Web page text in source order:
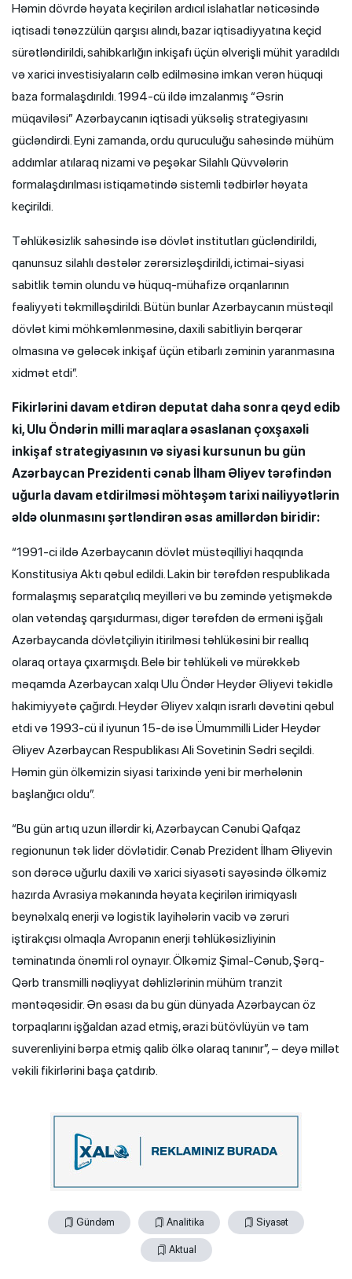
Həmin dövrdə həyata keçirilən ardıcıl islahatlar nəticəsində
iqtisadi tənəzzülün qarşısı alındı, bazar iqtisadiyyatına keçid
sürətləndirildi, sahibkarlığın inkişafı üçün əlverişli mühit yaradıldı
və xarici investisiyaların cəlb edilməsinə imkan verən hüquqi
baza formalaşdırıldı. 1994-cü ildə imzalanmış “Əsrin
müqaviləsi” Azərbaycanın iqtisadi yüksəliş strategiyasını
gücləndirdi. Eyni zamanda, ordu quruculuğu sahəsində mühüm
addımlar atılaraq nizami və peşəkar Silahlı Qüvvələrin
formalaşdırılması istiqamətində sistemli tədbirlər həyata
keçirildi.
Təhlükəsizlik sahəsində isə dövlət institutları gücləndirildi,
qanunsuz silahlı dəstələr zərərsizləşdirildi, ictimai-siyasi
sabitlik təmin olundu və hüquq-mühafizə orqanlarının
fəaliyyəti təkmilləşdirildi. Bütün bunlar Azərbaycanın müstəqil
dövlət kimi möhkəmlənməsinə, daxili sabitliyin bərqərar
olmasına və gələcək inkişaf üçün etibarlı zəminin yaranmasına
xidmət etdi”.
Fikirlərini davam etdirən deputat daha sonra qeyd edib
ki, Ulu Öndərin milli maraqlara əsaslanan çoxşaxəli
inkişaf strategiyasının və siyasi kursunun bu gün
Azərbaycan Prezidenti cənab İlham Əliyev tərəfindən
uğurla davam etdirilməsi möhtəşəm tarixi nailiyyətlərin
əldə olunmasını şərtləndirən əsas amillərdən biridir:
“1991-ci ildə Azərbaycanın dövlət müstəqilliyi haqqında
Konstitusiya Aktı qəbul edildi. Lakin bir tərəfdən respublikada
formalaşmış separatçılıq meyilləri və bu zəmində yetişməkdə
olan vətəndaş qarşıdurması, digər tərəfdən də erməni işğalı
Azərbaycanda dövlətçiliyin itirilməsi təhlükəsini bir reallıq
olaraq ortaya çıxarmışdı. Belə bir təhlükəli və mürəkkəb
məqamda Azərbaycan xalqı Ulu Öndər Heydər Əliyevi təkidlə
hakimiyyətə çağırdı. Heydər Əliyev xalqın israrlı dəvətini qəbul
etdi və 1993-cü il iyunun 15-də isə Ümummilli Lider Heydər
Əliyev Azərbaycan Respublikası Ali Sovetinin Sədri seçildi.
Həmin gün ölkəmizin siyasi tarixində yeni bir mərhələnin
başlanğıcı oldu”.
“Bu gün artıq uzun illərdir ki, Azərbaycan Cənubi Qafqaz
regionunun tək lider dövlətidir. Cənab Prezident İlham Əliyevin
son dərəcə uğurlu daxili və xarici siyasəti sayəsində ölkəmiz
hazırda Avrasiya məkanında həyata keçirilən irimiqyaslı
beynəlxalq enerji və logistik layihələrin vacib və zəruri
iştirakçısı olmaqla Avropanın enerji təhlükəsizliyinin
təminatında önəmli rol oynayır. Ölkəmiz Şimal-Cənub, Şərq-
Qərb transmilli nəqliyyat dəhlizlərinin mühüm tranzit
məntəqəsidir. Ən əsası da bu gün dünyada Azərbaycan öz
torpaqlarını işğaldan azad etmiş, ərazi bütövlüyün və tam
suverenliyini bərpa etmiş qalib ölkə olaraq tanınır”, – deyə millət
vəkili fikirlərini başa çatdırıb.
Gündəm Analitika Siyasət
Aktual